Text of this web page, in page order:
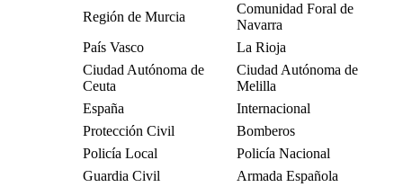
Región de Murcia
Comunidad Foral de
Navarra
País Vasco
La Rioja
Ciudad Autónoma de
Ceuta
Ciudad Autónoma de
Melilla
España
Internacional
Protección Civil
Bomberos
Policía Local
Policía Nacional
Guardia Civil
Armada Española